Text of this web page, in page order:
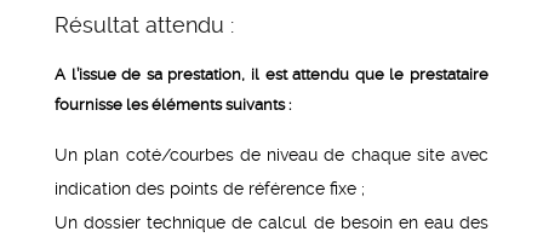
Résultat attendu :
A l’issue de sa prestation, il est attendu que le prestataire
fournisse les éléments suivants :
Un plan coté/courbes de niveau de chaque site avec
indication des points de référence fixe ;
Un dossier technique de calcul de besoin en eau des